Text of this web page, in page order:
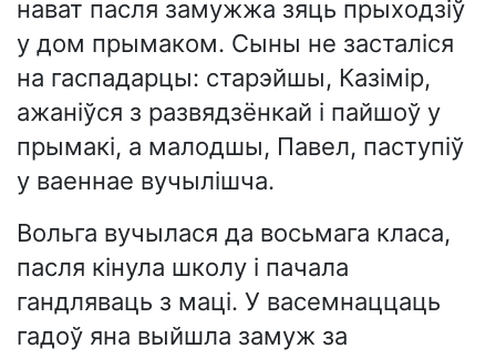
нават пасля замужжа зяць прыходзіў
у дом прымаком. Сыны не засталіся
на гаспадарцы: старэйшы, Казімір,
ажаніўся з развядзёнкай і пайшоў у
прымакі, а малодшы, Павел, паступіў
у ваеннае вучылішча.
Вольга вучылася да восьмага класа,
пасля кінула школу і пачала
гандляваць з маці. У васемнаццаць
гадоў яна выйшла замуж за